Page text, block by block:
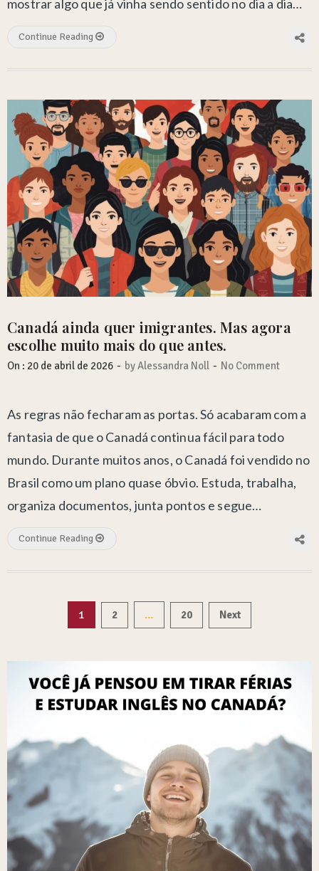
mostrar algo que já vinha sendo sentido no dia a dia…
Continue Reading
Canadá ainda quer imigrantes. Mas agora
escolhe muito mais do que antes.
On : 20 de abril de 2026 - byAlessandra Noll - No Comment
As regras não fecharam as portas. Só acabaram com a
fantasia de que o Canadá continua fácil para todo
mundo. Durante muitos anos, o Canadá foi vendido no
Brasil como um plano quase óbvio. Estuda, trabalha,
organiza documentos, junta pontos e segue…
Continue Reading
Paginação
posts
1 2 … 20 Next